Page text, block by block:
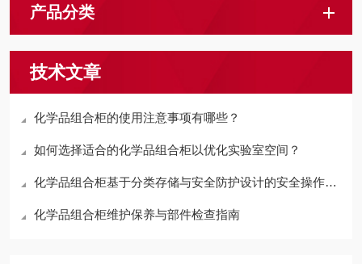
产品分类
技术文章
化学品组合柜的使用注意事项有哪些？
如何选择适合的化学品组合柜以优化实验室空间？
化学品组合柜基于分类存储与安全防护设计的安全操作与系统维护指南
化学品组合柜维护保养与部件检查指南